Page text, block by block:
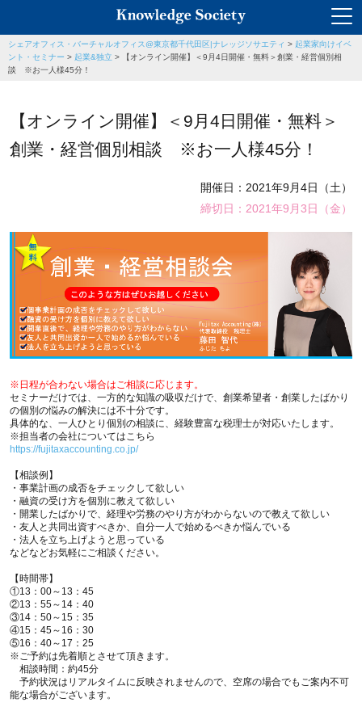
シェアオフィス・バーチャルオフィス@東京都千代田区|ナレッジソサエティ > 起業家向けイベ
ント・セミナー > 起業&独立 >
【オンライン開催】＜9月4日開催・無料＞創業・経営個別相
談 ※お一人様45分！
【オンライン開催】＜9月4日開催・無料＞
創業・経営個別相談 ※お一人様45分！
開催日：2021年9月4日（土）
締切日：2021年9月3日（金）
※日程が合わない場合はご相談に応じます。
セミナーだけでは、一方的な知識の吸収だけで、創業希望者・創業したばかり
の個別の悩みの解決には不十分です。
具体的な、一人ひとり個別の相談に、経験豊富な税理士が対応いたします。
※担当者の会社についてはこちら
https://fujitaxaccounting.co.jp/
【相談例】
・事業計画の成否をチェックして欲しい
・融資の受け方を個別に教えて欲しい
・開業したばかりで、経理や労務のやり方がわからないので教えて欲しい
・友人と共同出資すべきか、自分一人で始めるべきか悩んでいる
・法人を立ち上げようと思っている
などなどお気軽にご相談ください。
【時間帯】
①13：00～13：45
②13：55～14：40
③14：50～15：35
④15：45～16：30
⑤16：40～17：25
※ご予約は先着順とさせて頂きます。
相談時間：約45分
予約状況はリアルタイムに反映されませんので、空席の場合でもご案内不可
能な場合がございます。